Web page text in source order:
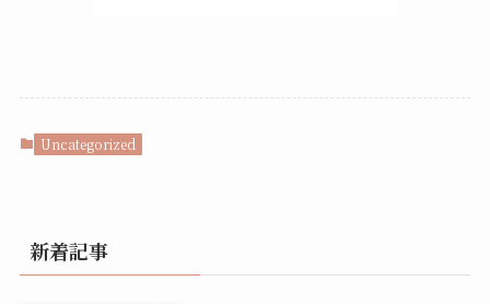
Uncategorized
新着記事